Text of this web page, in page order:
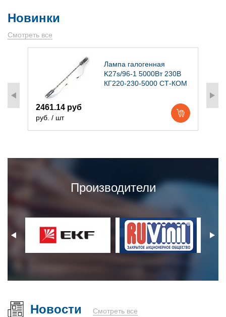
Новинки
Смотреть все
Лампа галогенная
K27s/96-1 5000Вт 230В
КГ220-230-5000 СТ-КОМ
2461.14 руб
руб. / шт
Производители
Новости Смотреть все